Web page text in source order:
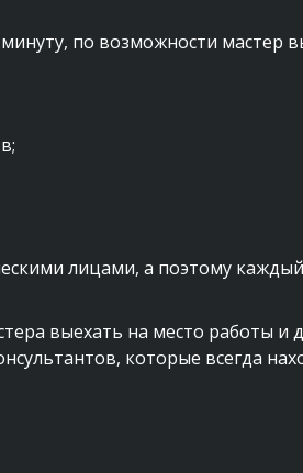
по возможности мастер
лицами, а поэтому
выехать на место работы и
которые всегда